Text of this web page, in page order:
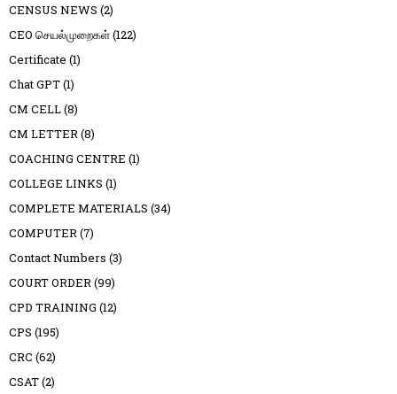
CENSUS NEWS (2)
CEO செயல்முறைகள்(122)
Certificate (1)
Chat GPT(1)
CM CELL(8)
CM LETTER(8)
COACHING CENTRE (1)
COLLEGE LINKS (1)
COMPLETE MATERIALS (34)
COMPUTER(7)
Contact Numbers (3)
COURT ORDER(99)
CPD TRAINING (12)
CPS (195)
CRC (62)
CSAT(2)